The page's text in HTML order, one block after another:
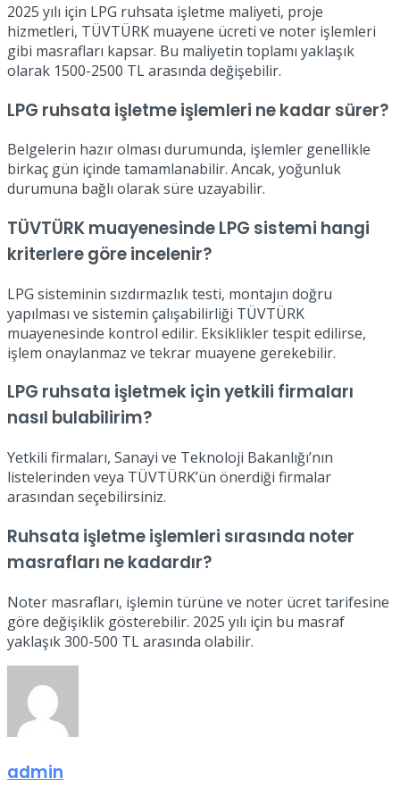
2025 yılı için LPG ruhsata işletme maliyeti, proje
hizmetleri, TÜVTÜRK muayene ücreti ve noter işlemleri
gibi masrafları kapsar. Bu maliyetin toplamı yaklaşık
olarak 1500-2500 TL arasında değişebilir.
LPG ruhsata işletme işlemleri ne kadar sürer?
Belgelerin hazır olması durumunda, işlemler genellikle
birkaç gün içinde tamamlanabilir. Ancak, yoğunluk
durumuna bağlı olarak süre uzayabilir.
TÜVTÜRK muayenesinde LPG sistemi hangi
kriterlere göre incelenir?
LPG sisteminin sızdırmazlık testi, montajın doğru
yapılması ve sistemin çalışabilirliği TÜVTÜRK
muayenesinde kontrol edilir. Eksiklikler tespit edilirse,
işlem onaylanmaz ve tekrar muayene gerekebilir.
LPG ruhsata işletmek için yetkili firmaları
nasıl bulabilirim?
Yetkili firmaları, Sanayi ve Teknoloji Bakanlığı’nın
listelerinden veya TÜVTÜRK’ün önerdiği firmalar
arasından seçebilirsiniz.
Ruhsata işletme işlemleri sırasında noter
masrafları ne kadardır?
Noter masrafları, işlemin türüne ve noter ücret tarifesine
göre değişiklik gösterebilir. 2025 yılı için bu masraf
yaklaşık 300-500 TL arasında olabilir.
admin